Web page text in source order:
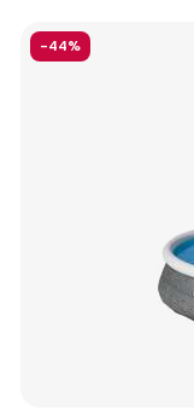
-44%